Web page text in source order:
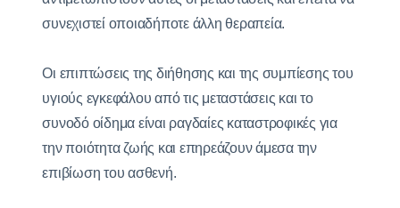
συνεχιστεί οποιαδήποτε άλλη θεραπεία.
Οι επιπτώσεις της διήθησης και της συμπίεσης του
υγιούς εγκεφάλου από τις μεταστάσεις και το
συνοδό οίδημα είναι ραγδαίες καταστροφικές για
την ποιότητα ζωής και επηρεάζουν άμεσα την
επιβίωση του ασθενή.